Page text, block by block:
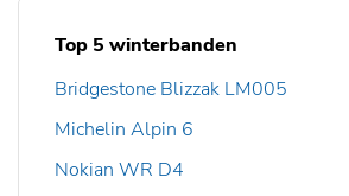
Top 5 winterbanden
Bridgestone Blizzak LM005
Michelin Alpin 6
Nokian WR D4